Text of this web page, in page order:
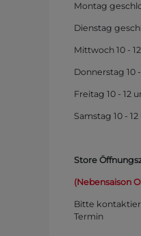
Montag
Dienstag
Mittwoch 10 -
Donnerstag 10
Freitag 10 - 12
Samstag 10 -
Store
(Nebensaison
Bitte
Termin